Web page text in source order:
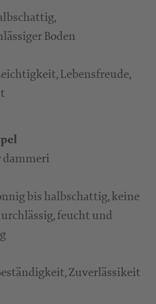
Boden
Lebensfreude,
dammeri
bis halbschattig, keine
feucht und
Zuverlässikeit